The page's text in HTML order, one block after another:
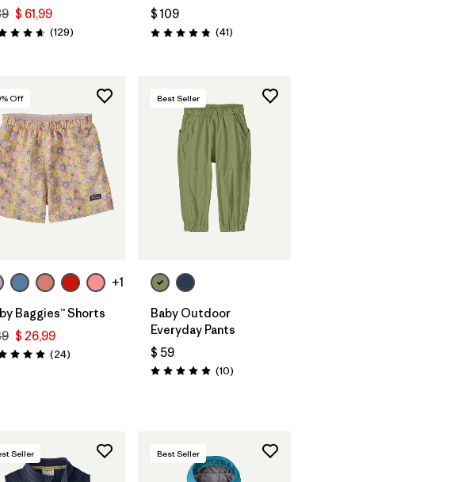
$ 61,99
4.7 / 5
(129Comentarios
)
$ 109
Valoración: 4.8 / 5
(41Comentarios
)
% Off
+1
Baggies™ Shorts
$ 26,99
4.9 / 5
(24Comentarios
)
Best Seller
Baby Outdoor
Everyday Pants
$ 59
Valoración: 4.9 / 5
(10Comentarios
)
Seller Best Seller